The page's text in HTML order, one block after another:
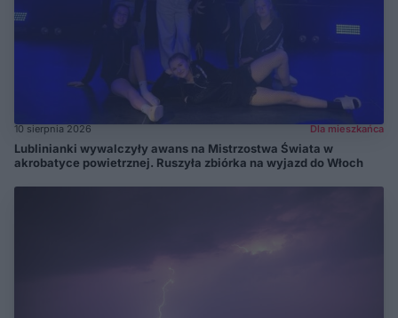
10 sierpnia 2026 Dla mieszkańca
Lublinianki wywalczyły awans na Mistrzostwa Świata w
akrobatyce powietrznej. Ruszyła zbiórka na wyjazd do Włoch